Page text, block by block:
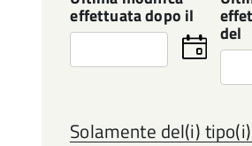
effettuata dopo il
Seleziona
la
del
Solamente del(i) tipo(i)